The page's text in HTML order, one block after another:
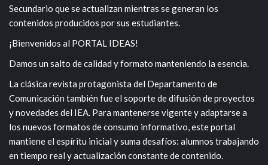
Secundario que se actualizan mientras se generan los
contenidos producidos por sus estudiantes.
¡Bienvenidos al PORTAL IDEAS!
Damos un salto de calidad y formato manteniendo la esencia.
La clásica revista protagonista del Departamento de
Comunicación también fue el soporte de difusión de proyectos
y novedades del IEA. Para mantenerse vigente y adaptarse a
los nuevos formatos de consumo informativo, este portal
mantiene el espíritu inicial y suma desafíos: alumnos trabajando
en tiempo real y actualización constante de contenido.